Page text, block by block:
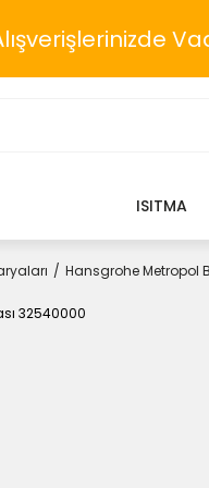
ISITMA
Hansgrohe Metropol